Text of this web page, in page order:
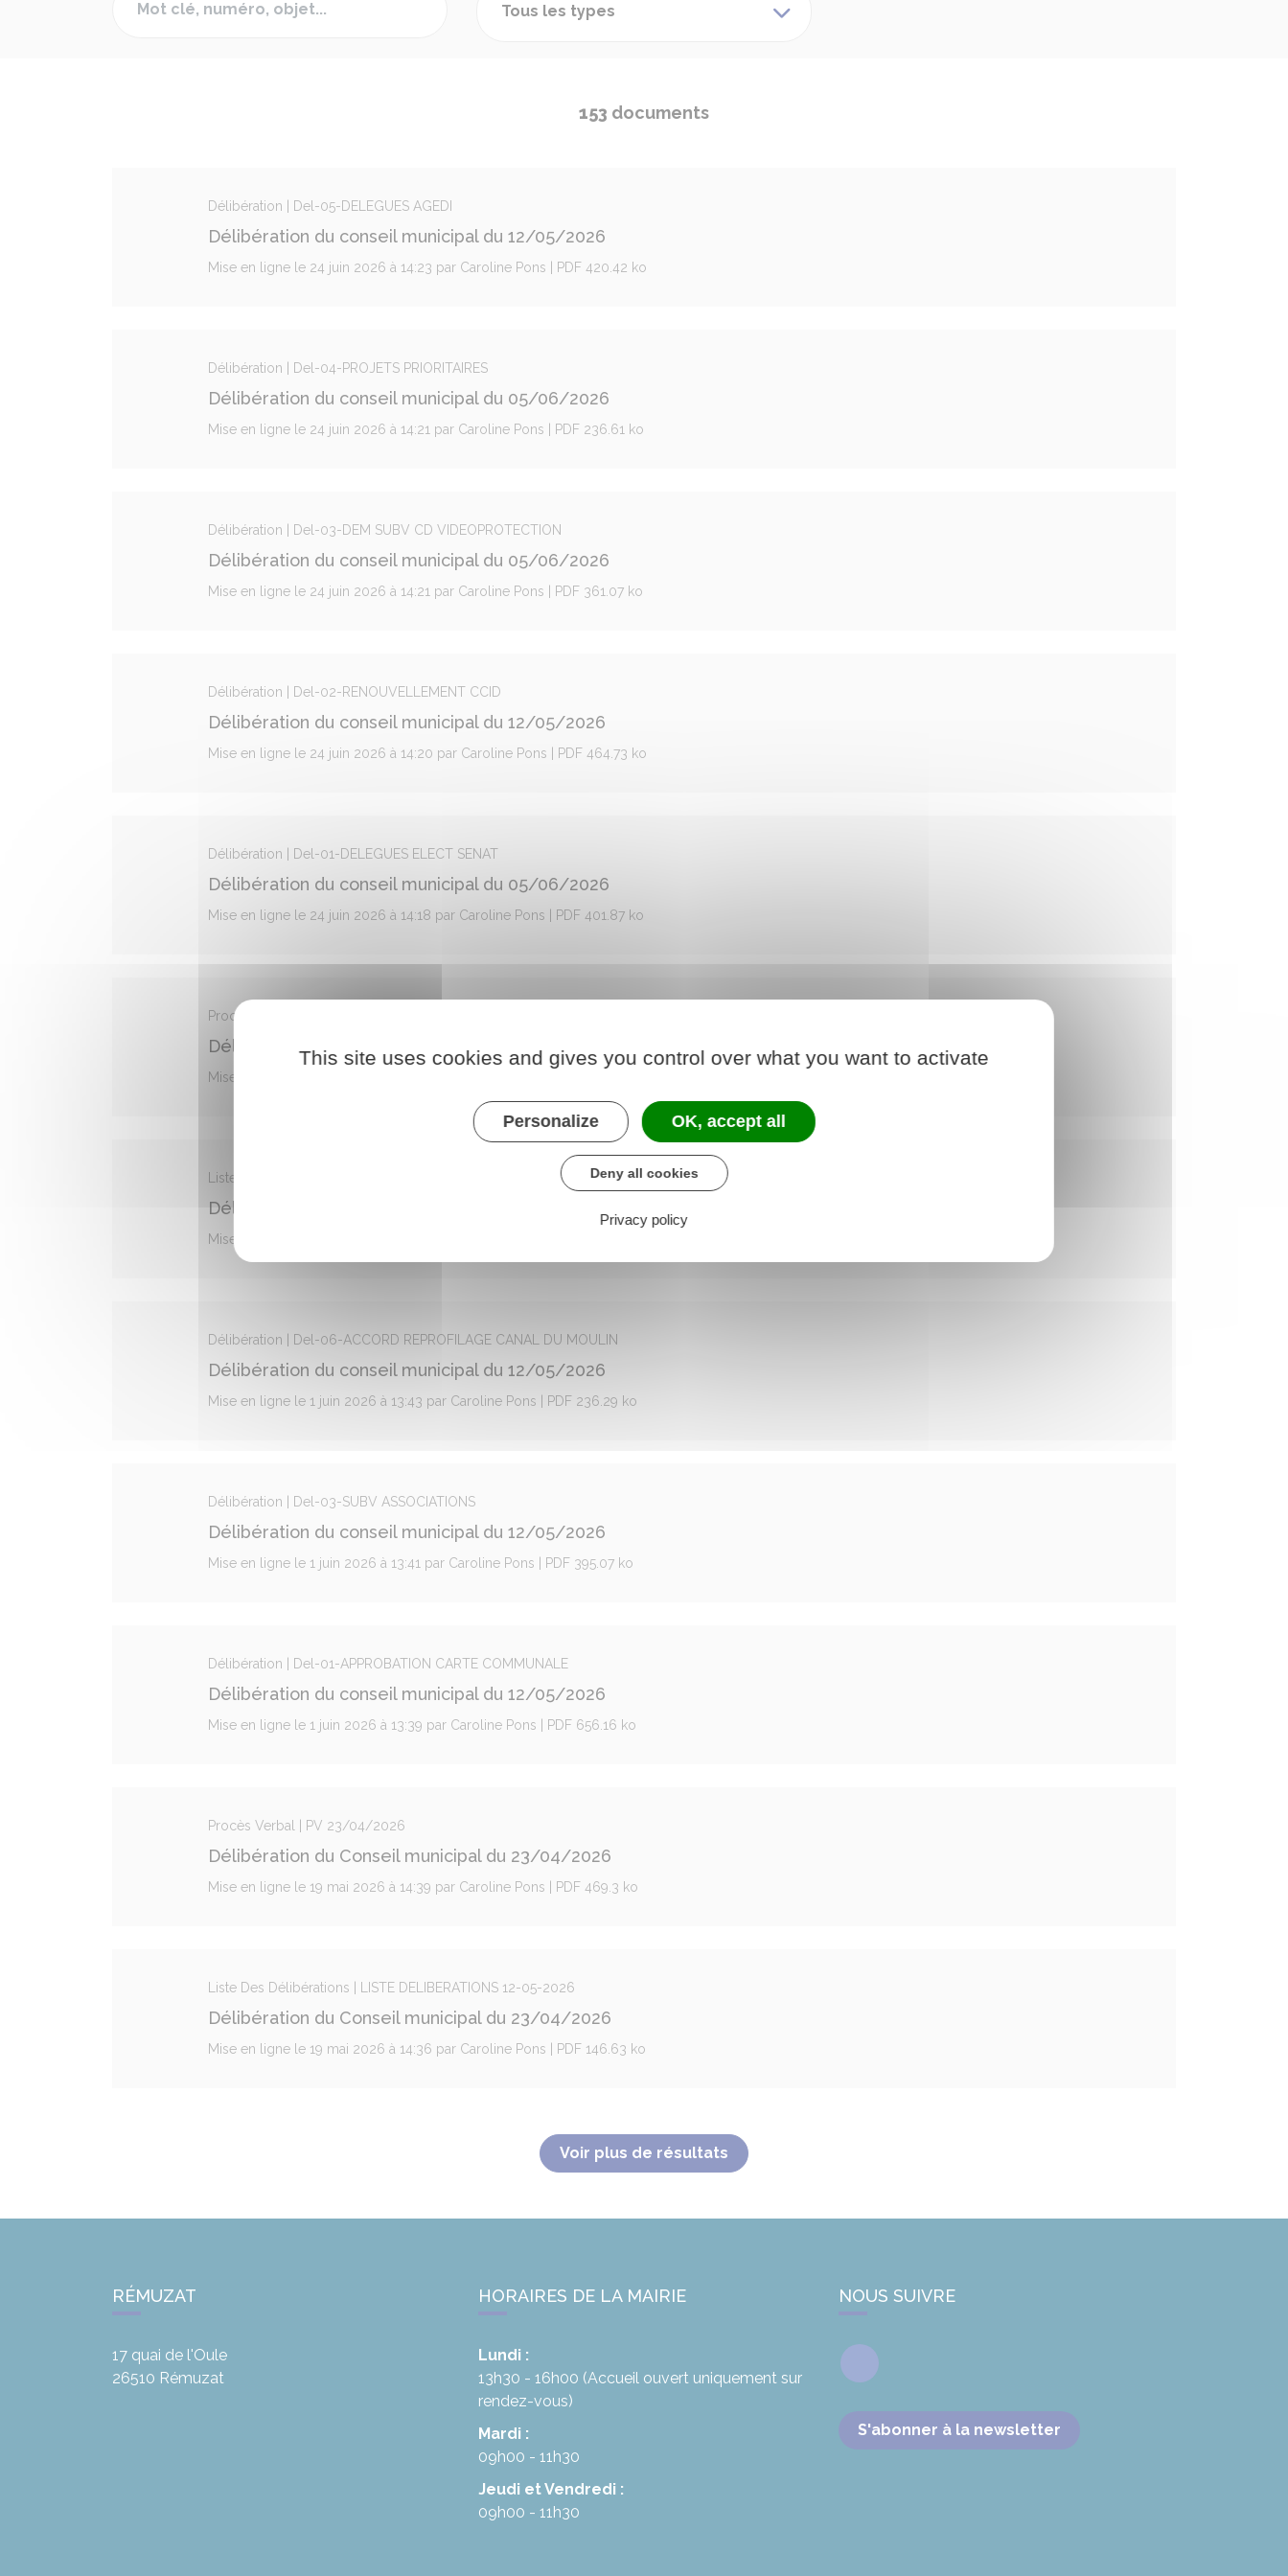
Tous les types
153 documents
Délibération | Del-05-DELEGUES AGEDI
Délibération du conseil municipal du 12/05/2026
Mise en ligne le 24 juin 2026 à 14:23 par Caroline Pons | PDF 420.42 ko
Délibération | Del-04-PROJETS PRIORITAIRES
Délibération du conseil municipal du 05/06/2026
Mise en ligne le 24 juin 2026 à 14:21 par Caroline Pons | PDF 236.61 ko
Délibération | Del-03-DEM SUBV CD VIDEOPROTECTION
Délibération du conseil municipal du 05/06/2026
Mise en ligne le 24 juin 2026 à 14:21 par Caroline Pons | PDF 361.07 ko
Délibération | Del-02-RENOUVELLEMENT CCID
Délibération du conseil municipal du 12/05/2026
Mise en ligne le 24 juin 2026 à 14:20 par Caroline Pons | PDF 464.73 ko
Délibération | Del-01-DELEGUES ELECT SENAT
Délibération du conseil municipal du 05/06/2026
Mise en ligne le 24 juin 2026 à 14:18 par Caroline Pons | PDF 401.87 ko
Procès Verbal | Procès Verbal Du 12/05/2026
Délibération du conseil municipal du 12/05/2026
Mise en ligne le 23 juin 2026 à 14:10 par Caroline Pons | PDF 553.09 ko
Liste Des Délibérations | Liste Délibérations Du 05/06/2026
Délibération du conseil municipal du 05/06/2026
Mise en ligne le 23 juin 2026 à 14:09 par Caroline Pons | PDF 169.26 ko
Délibération | Del-06-ACCORD REPROFILAGE CANAL DU MOULIN
Délibération du conseil municipal du 12/05/2026
Mise en ligne le 1 juin 2026 à 13:43 par Caroline Pons | PDF 236.29 ko
Délibération | Del-03-SUBV ASSOCIATIONS
Délibération du conseil municipal du 12/05/2026
Mise en ligne le 1 juin 2026 à 13:41 par Caroline Pons | PDF 395.07 ko
Délibération | Del-01-APPROBATION CARTE COMMUNALE
Délibération du conseil municipal du 12/05/2026
Mise en ligne le 1 juin 2026 à 13:39 par Caroline Pons | PDF 656.16 ko
Procès Verbal | PV 23/04/2026
Délibération du Conseil municipal du 23/04/2026
Mise en ligne le 19 mai 2026 à 14:39 par Caroline Pons | PDF 469.3 ko
Liste Des Délibérations | LISTE DELIBERATIONS 12-05-2026
Délibération du Conseil municipal du 23/04/2026
Mise en ligne le 19 mai 2026 à 14:36 par Caroline Pons | PDF 146.63 ko
Voir plus de résultats
RÉMUZAT
17 quai de l'Oule
26510 Rémuzat
HORAIRES DE LA MAIRIE
Lundi :
13h30 - 16h00 (Accueil ouvert uniquement sur
rendez-vous)
Mardi :
09h00 - 11h30
Jeudi et Vendredi :
09h00 - 11h30
NOUS SUIVRE
Facebook
S'abonner à la newsletter
This site uses cookies and gives you control over what you want to activate
Personalize OK, accept all
Deny all cookies
Privacy policy